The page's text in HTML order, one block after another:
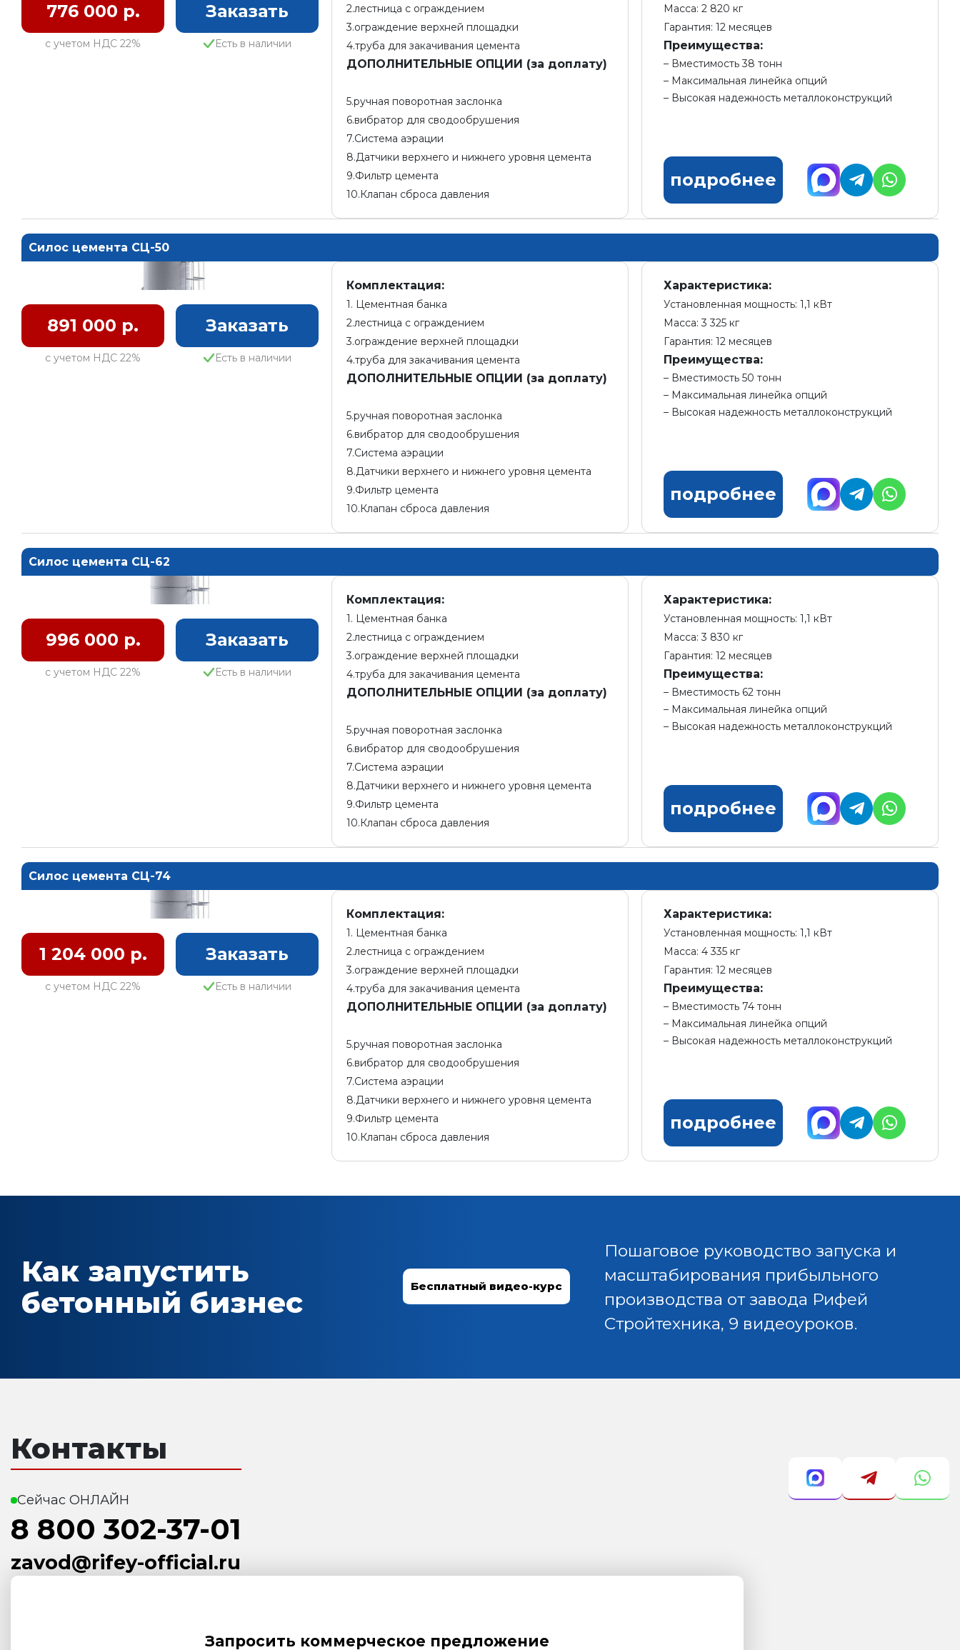
776 000 р.
с учетом НДС 22%
Заказать
Есть в наличии
2.лестница с ограждением
3.ограждение верхней площадки
4.труба для закачивания цемента
ДОПОЛНИТЕЛЬНЫЕ ОПЦИИ (за доплату)
5.ручная поворотная заслонка
6.вибратор для сводообрушения
7.Система аэрации
8.Датчики верхнего и нижнего уровня цемента
9.Фильтр цемента
10.Клапан сброса давления
Масса: 2 820 кг
Гарантия: 12 месяцев
Преимущества:
Вместимость 38 тонн
Максимальная линейка опций
Высокая надежность металлоконструкций
подробнее
Силос цемента СЦ-50
891 000 р.
с учетом НДС 22%
Заказать
Есть в наличии
Комплектация:
1. Цементная банка
2.лестница с ограждением
3.ограждение верхней площадки
4.труба для закачивания цемента
ДОПОЛНИТЕЛЬНЫЕ ОПЦИИ (за доплату)
5.ручная поворотная заслонка
6.вибратор для сводообрушения
7.Система аэрации
8.Датчики верхнего и нижнего уровня цемента
9.Фильтр цемента
10.Клапан сброса давления
Характеристика:
Установленная мощность: 1,1 кВт
Масса: 3 325 кг
Гарантия: 12 месяцев
Преимущества:
Вместимость 50 тонн
Максимальная линейка опций
Высокая надежность металлоконструкций
подробнее
Силос цемента СЦ-62
996 000 р.
с учетом НДС 22%
Заказать
Есть в наличии
Комплектация:
1. Цементная банка
2.лестница с ограждением
3.ограждение верхней площадки
4.труба для закачивания цемента
ДОПОЛНИТЕЛЬНЫЕ ОПЦИИ (за доплату)
5.ручная поворотная заслонка
6.вибратор для сводообрушения
7.Система аэрации
8.Датчики верхнего и нижнего уровня цемента
9.Фильтр цемента
10.Клапан сброса давления
Характеристика:
Установленная мощность: 1,1 кВт
Масса: 3 830 кг
Гарантия: 12 месяцев
Преимущества:
Вместимость 62 тонн
Максимальная линейка опций
Высокая надежность металлоконструкций
подробнее
Силос цемента СЦ-74
1 204 000 р.
с учетом НДС 22%
Заказать
Есть в наличии
Комплектация:
1. Цементная банка
2.лестница с ограждением
3.ограждение верхней площадки
4.труба для закачивания цемента
ДОПОЛНИТЕЛЬНЫЕ ОПЦИИ (за доплату)
5.ручная поворотная заслонка
6.вибратор для сводообрушения
7.Система аэрации
8.Датчики верхнего и нижнего уровня цемента
9.Фильтр цемента
10.Клапан сброса давления
Характеристика:
Установленная мощность: 1,1 кВт
Масса: 4 335 кг
Гарантия: 12 месяцев
Преимущества:
Вместимость 74 тонн
Максимальная линейка опций
Высокая надежность металлоконструкций
подробнее
Как запустить
бетонный бизнес
Бесплатный видео-курс
Пошаговое руководство запуска и
масштабирования прибыльного
производства от завода Рифей
Стройтехника, 9 видеоуроков.
Контакты
Сейчас ОНЛАЙН
8 800 302-37-01
zavod@rifey-official.ru
Запросить коммерческое предложение